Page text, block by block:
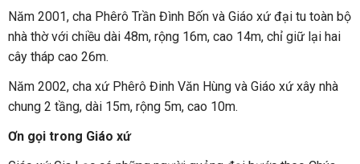
Năm 2001, cha Phêrô Trần Đình Bốn và Giáo xứ đại tu toàn bộ
nhà thờ với chiều dài 48m, rộng 16m, cao 14m, chỉ giữ lại hai
cây tháp cao 26m.
Năm 2002, cha xứ Phêrô Đinh Văn Hùng và Giáo xứ xây nhà
chung 2 tầng, dài 15m, rộng 5m, cao 10m.
Ơn gọi trong Giáo xứ